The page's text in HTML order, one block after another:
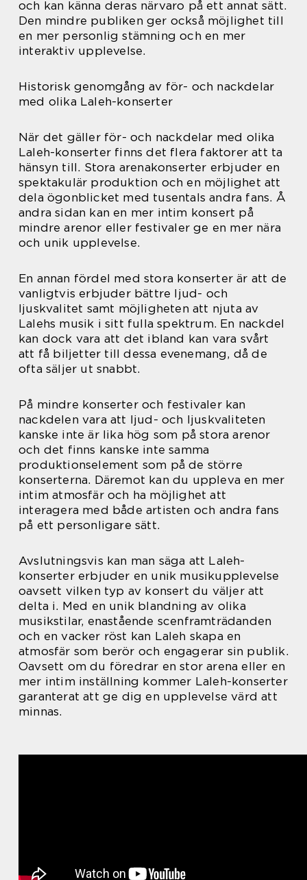
och kan känna deras närvaro på ett annat sätt.
Den mindre publiken ger också möjlighet till
en mer personlig stämning och en mer
interaktiv upplevelse.
Historisk genomgång av för- och nackdelar
med olika Laleh-konserter
När det gäller för- och nackdelar med olika
Laleh-konserter finns det flera faktorer att ta
hänsyn till. Stora arenakonserter erbjuder en
spektakulär produktion och en möjlighet att
dela ögonblicket med tusentals andra fans. Å
andra sidan kan en mer intim konsert på
mindre arenor eller festivaler ge en mer nära
och unik upplevelse.
En annan fördel med stora konserter är att de
vanligtvis erbjuder bättre ljud- och
ljuskvalitet samt möjligheten att njuta av
Lalehs musik i sitt fulla spektrum. En nackdel
kan dock vara att det ibland kan vara svårt
att få biljetter till dessa evenemang, då de
ofta säljer ut snabbt.
På mindre konserter och festivaler kan
nackdelen vara att ljud- och ljuskvaliteten
kanske inte är lika hög som på stora arenor
och det finns kanske inte samma
produktionselement som på de större
konserterna. Däremot kan du uppleva en mer
intim atmosfär och ha möjlighet att
interagera med både artisten och andra fans
på ett personligare sätt.
Avslutningsvis kan man säga att Laleh-
konserter erbjuder en unik musikupplevelse
oavsett vilken typ av konsert du väljer att
delta i. Med en unik blandning av olika
musikstilar, enastående scenframträdanden
och en vacker röst kan Laleh skapa en
atmosfär som berör och engagerar sin publik.
Oavsett om du föredrar en stor arena eller en
mer intim inställning kommer Laleh-konserter
garanterat att ge dig en upplevelse värd att
minnas.